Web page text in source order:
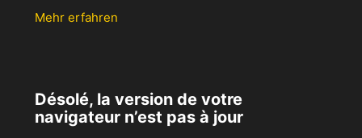
Mehr erfahren
Désolé, la version de votre
navigateur n’est pas à jour